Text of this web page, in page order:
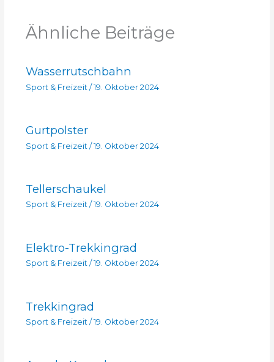
Ähnliche Beiträge
Wasserrutschbahn
Sport & Freizeit /19. Oktober 2024
Gurtpolster
Sport & Freizeit /19. Oktober 2024
Tellerschaukel
Sport & Freizeit/ 19. Oktober 2024
Elektro-Trekkingrad
Sport & Freizeit/ 19. Oktober 2024
Trekkingrad
Sport & Freizeit / 19. Oktober 2024